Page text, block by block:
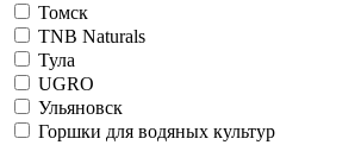
Томск
TNB Naturals
Тула
UGRO
Ульяновск
Горшки для водяных культур